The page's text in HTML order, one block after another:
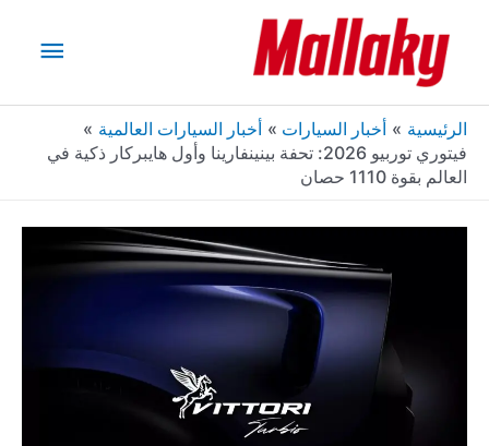
المحتوى
الرئيسية أخبار السيارات
أخبار السيارات العالمية
فيتوري توربيو 2026: تحفة بينينفارينا وأول هايبركار ذكية في
العالم بقوة 1110 حصان